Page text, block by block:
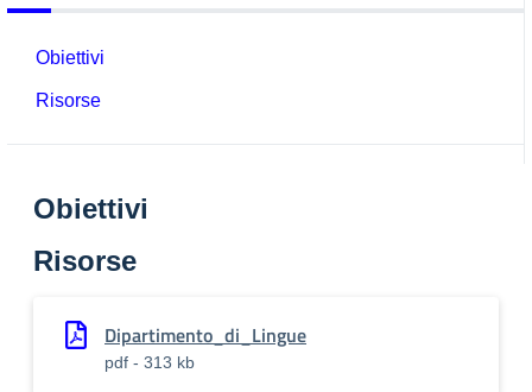
Obiettivi
Risorse
Obiettivi
Risorse
Dipartimento_di_Lingue
pdf - 313 kb